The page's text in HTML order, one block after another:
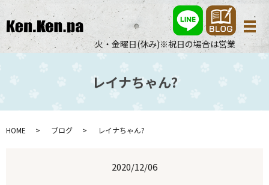
火・金曜日(休み)※祝日の場合は営業
メ
レイナちゃん?
HOME ブログ レイナちゃん?
2020/12/06